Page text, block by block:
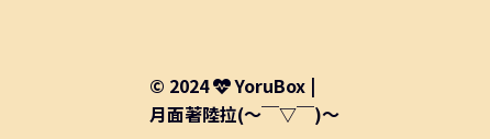
© 2024
YoruBox |
月面著陸拉(～￣▽￣)～